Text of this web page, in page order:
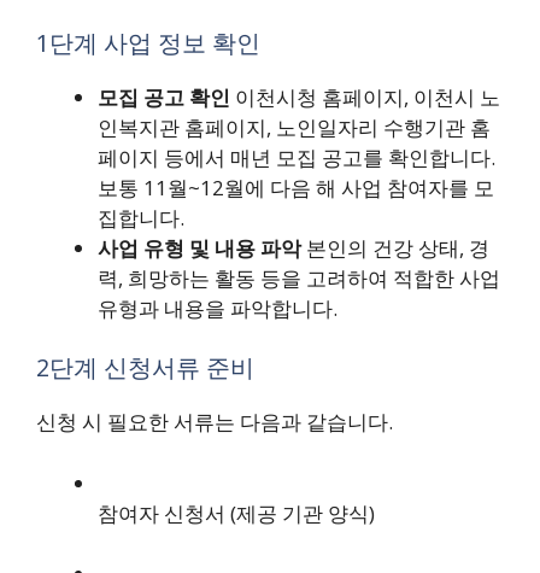
1단계 사업 정보 확인
모집 공고 확인 이천시청 홈페이지, 이천시 노
인복지관 홈페이지, 노인일자리 수행기관 홈
페이지 등에서 매년 모집 공고를 확인합니다.
보통 11월~12월에 다음 해 사업 참여자를 모
집합니다.
사업 유형 및 내용 파악본인의 건강 상태, 경
력, 희망하는 활동 등을 고려하여 적합한 사업
유형과 내용을 파악합니다.
2단계 신청서류 준비
신청 시 필요한 서류는 다음과 같습니다.
참여자 신청서 (제공 기관 양식)